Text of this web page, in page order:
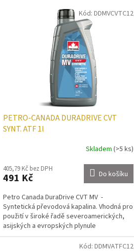
PETRO-CANADA DURADRIVE CVT
SYNT. ATF 1l
Skladem (>5 ks)
405,79 Kč bez DPH
491 Kč Do košíku
Petro Canada DuraDrive CVT MV -
Syntetická převodová kapalina. Vhodná pro
použití v široké řadě severoamerických,
asijských a evropských plynule
měnitelných převodovek s...
Kód: DDMVCVTC12
Kód: DDMVATFC12